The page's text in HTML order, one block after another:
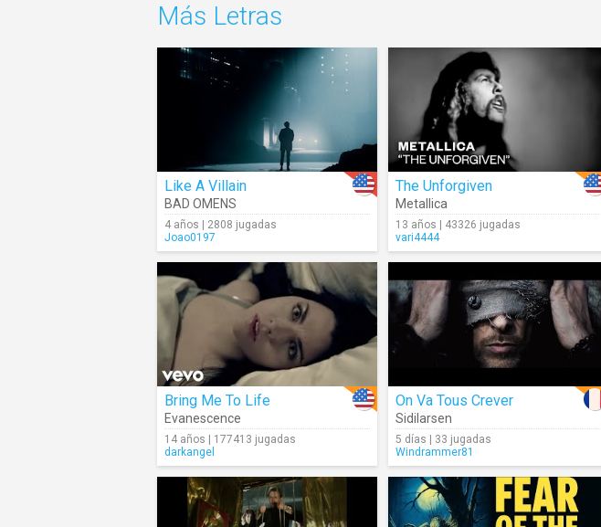
Más Letras
Like A Villain
BAD OMENS
4 años | 2808 jugadas
Joao0197
The Unforgiven
Metallica
13 años | 43326 jugadas
vari4444
Bring Me To Life
Evanescence
14 años | 177413 jugadas
darkangel
On Va Tous Crever
Sidilarsen
5 días | 33 jugadas
Windrammer81